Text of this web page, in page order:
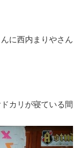
に西内まりやさん
カリが寝ている間